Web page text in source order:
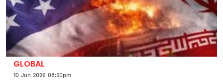
GLOBAL
10 Jun 2026 08:50pm